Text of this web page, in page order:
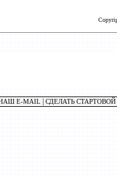
E-MAIL СДЕЛАТЬ СТАРТОВОЙ